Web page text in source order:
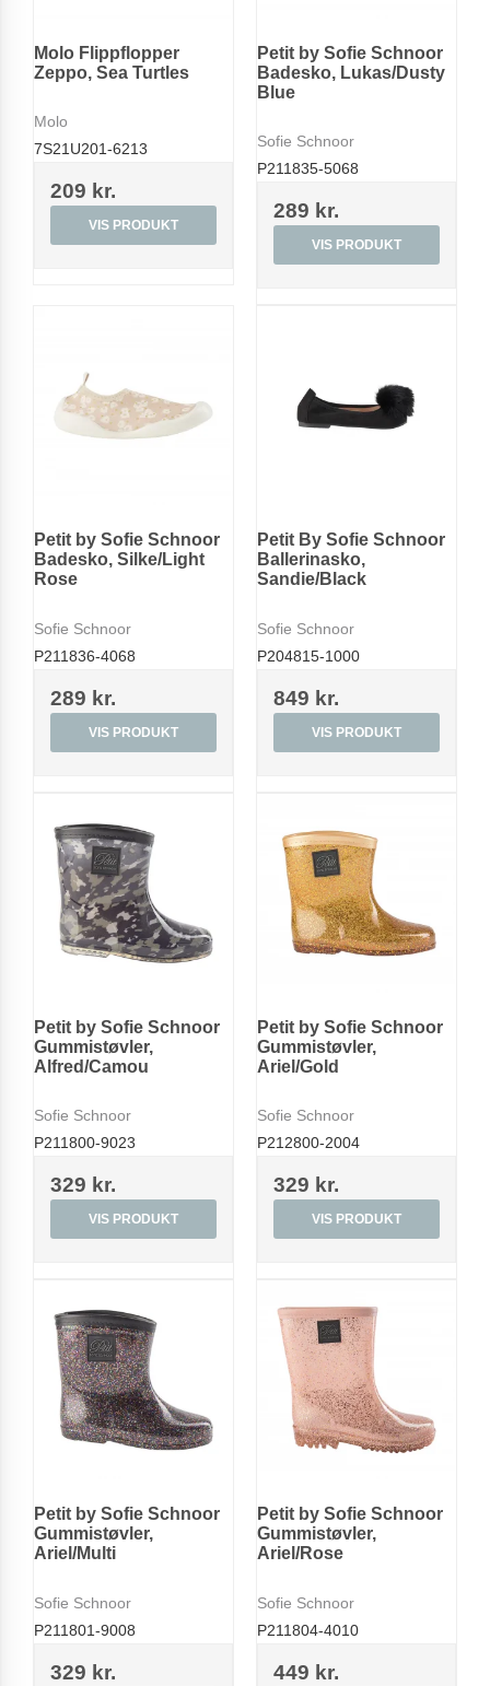
Molo Flippflopper
Zeppo, Sea Turtles
Molo
7S21U201-6213
209 kr.
VIS PRODUKT
Petit by Sofie Schnoor
Badesko, Lukas/Dusty
Blue
Sofie Schnoor
P211835-5068
289 kr.
VIS PRODUKT
Petit by Sofie Schnoor
Badesko, Silke/Light
Rose
Sofie Schnoor
P211836-4068
289 kr.
VIS PRODUKT
Petit By Sofie Schnoor
Ballerinasko,
Sandie/Black
Sofie Schnoor
P204815-1000
849 kr.
VIS PRODUKT
Petit by Sofie Schnoor
Gummistøvler,
Alfred/Camou
Sofie Schnoor
P211800-9023
329 kr.
VIS PRODUKT
Petit by Sofie Schnoor
Gummistøvler,
Ariel/Gold
Sofie Schnoor
P212800-2004
329 kr.
VIS PRODUKT
Petit by Sofie Schnoor
Gummistøvler,
Ariel/Multi
Sofie Schnoor
P211801-9008
329 kr.
Petit by Sofie Schnoor
Gummistøvler,
Ariel/Rose
Sofie Schnoor
P211804-4010
449 kr.